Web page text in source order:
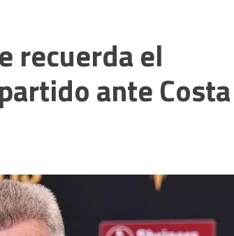
recuerda el
ante Costa